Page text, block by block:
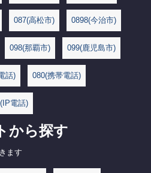
087(高松市) 0898(今治市)
098(那覇市) 099(鹿児島市)
話) 080(携帯電話)
電話)
から探す
ます